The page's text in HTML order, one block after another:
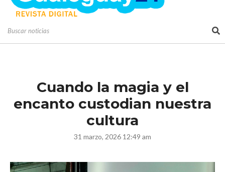
Cuando la magia y el
encanto custodian nuestra
cultura
31 marzo, 2026 12:49 am